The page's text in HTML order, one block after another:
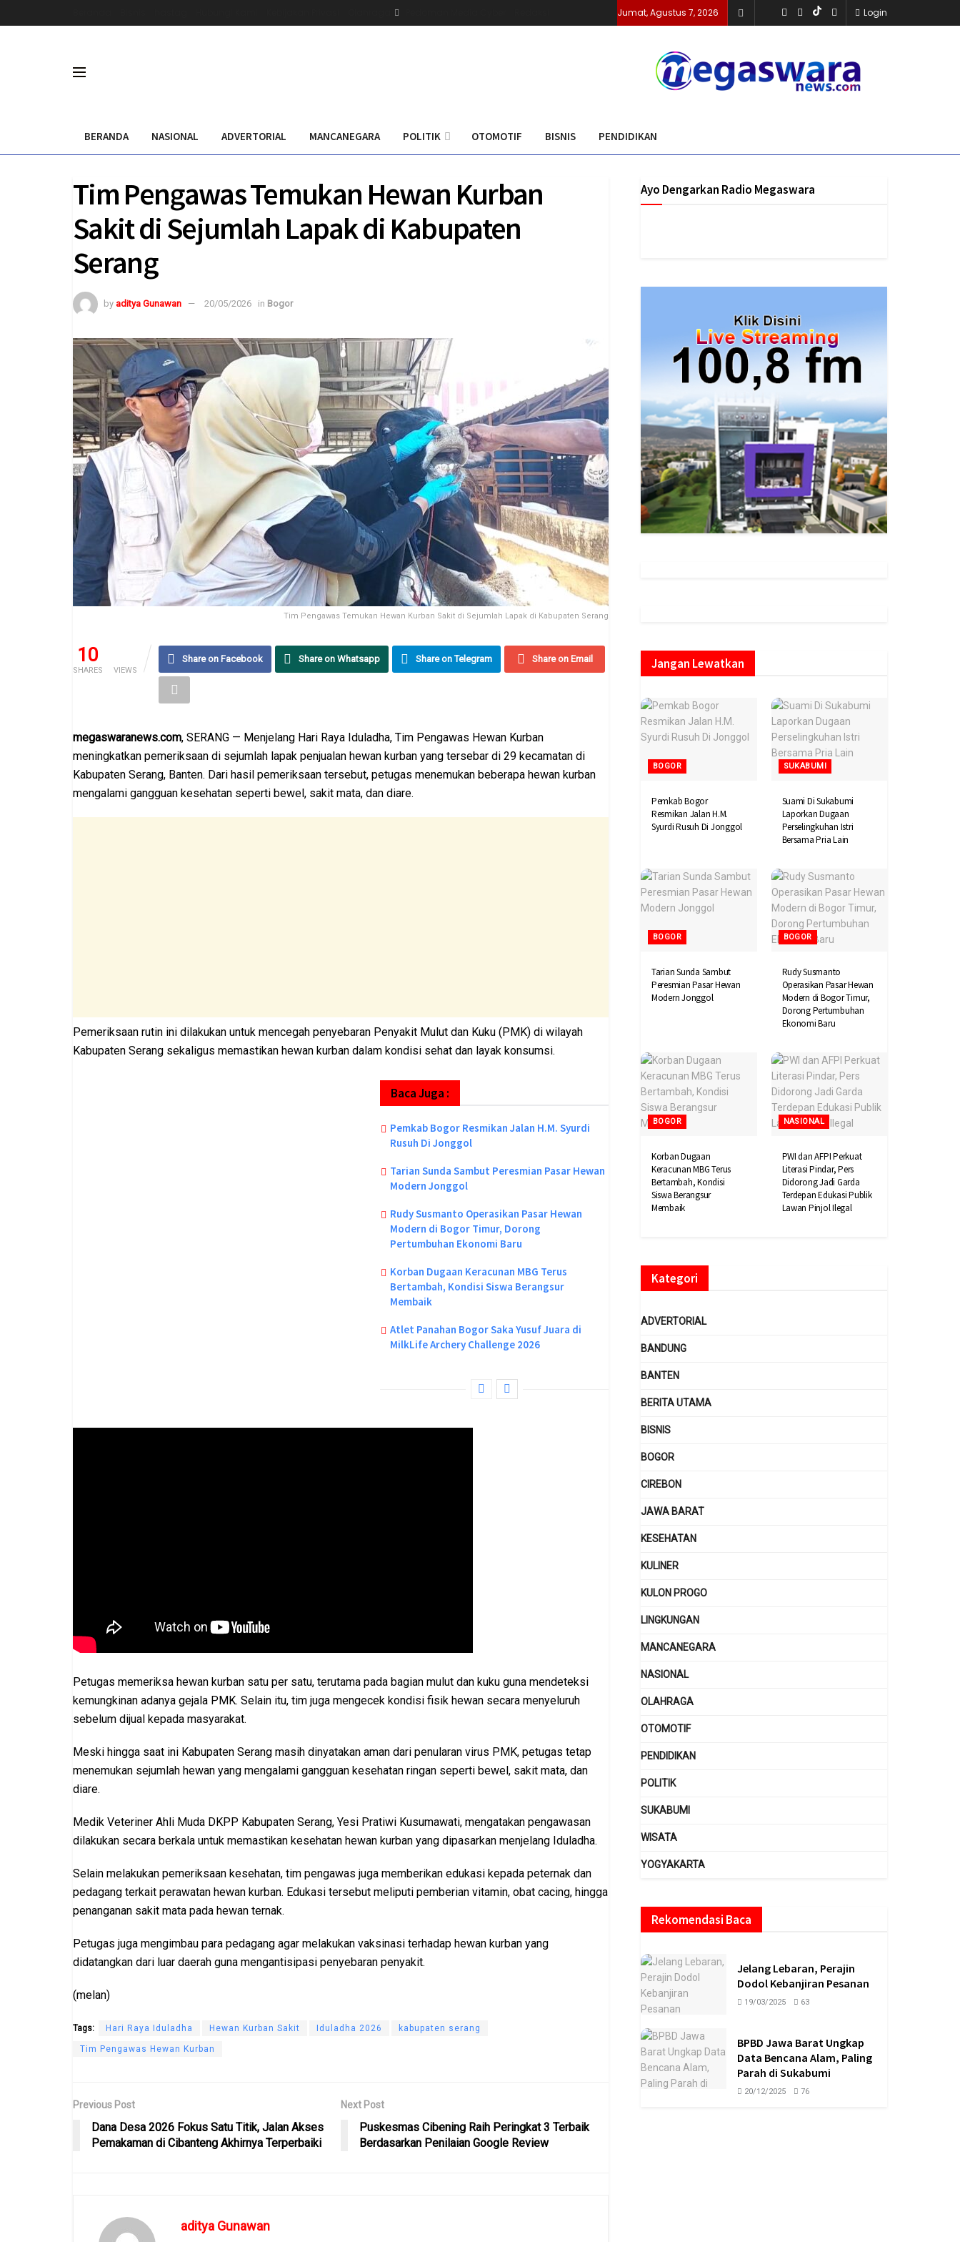
Jumat, Agustus 7, 2026 Login
BERANDA NASIONAL ADVERTORIAL MANCANEGARA POLITIK OTOMOTIF BISNIS PENDIDIKAN
Tim Pengawas Temukan Hewan Kurban
Sakit di Sejumlah Lapak di Kabupaten
Serang
by aditya Gunawan 20/05/2026 in Bogor
Tim Pengawas Temukan Hewan Kurban Sakit di Sejumlah Lapak di Kabupaten Serang
10
SHARES VIEWS
Share on Facebook Share on Whatsapp Share on Telegram Share on Email
megaswaranews.com, SERANG — Menjelang Hari Raya Iduladha, Tim Pengawas Hewan Kurban
meningkatkan pemeriksaan di sejumlah lapak penjualan hewan kurban yang tersebar di 29 kecamatan di
Kabupaten Serang, Banten. Dari hasil pemeriksaan tersebut, petugas menemukan beberapa hewan kurban
mengalami gangguan kesehatan seperti bewel, sakit mata, dan diare.
Pemeriksaan rutin ini dilakukan untuk mencegah penyebaran Penyakit Mulut dan Kuku (PMK) di wilayah
Kabupaten Serang sekaligus memastikan hewan kurban dalam kondisi sehat dan layak konsumsi.
Baca Juga :
Pemkab Bogor Resmikan Jalan H.M. Syurdi
Rusuh Di Jonggol
Tarian Sunda Sambut Peresmian Pasar Hewan
Modern Jonggol
Rudy Susmanto Operasikan Pasar Hewan
Modern di Bogor Timur, Dorong
Pertumbuhan Ekonomi Baru
Korban Dugaan Keracunan MBG Terus
Bertambah, Kondisi Siswa Berangsur
Membaik
Atlet Panahan Bogor Saka Yusuf Juara di
MilkLife Archery Challenge 2026
Petugas memeriksa hewan kurban satu per satu, terutama pada bagian mulut dan kuku guna mendeteksi
kemungkinan adanya gejala PMK. Selain itu, tim juga mengecek kondisi fisik hewan secara menyeluruh
sebelum dijual kepada masyarakat.
Meski hingga saat ini Kabupaten Serang masih dinyatakan aman dari penularan virus PMK, petugas tetap
menemukan sejumlah hewan yang mengalami gangguan kesehatan ringan seperti bewel, sakit mata, dan
diare.
Medik Veteriner Ahli Muda DKPP Kabupaten Serang, Yesi Pratiwi Kusumawati, mengatakan pengawasan
dilakukan secara berkala untuk memastikan kesehatan hewan kurban yang dipasarkan menjelang Iduladha.
Selain melakukan pemeriksaan kesehatan, tim pengawas juga memberikan edukasi kepada peternak dan
pedagang terkait perawatan hewan kurban. Edukasi tersebut meliputi pemberian vitamin, obat cacing, hingga
penanganan sakit mata pada hewan ternak.
Petugas juga mengimbau para pedagang agar melakukan vaksinasi terhadap hewan kurban yang
didatangkan dari luar daerah guna mengantisipasi penyebaran penyakit.
(melan)
Tags: Hari Raya Iduladha Hewan Kurban Sakit Iduladha 2026 kabupaten serang
Tim Pengawas Hewan Kurban
Previous Post
Dana Desa 2026 Fokus Satu Titik, Jalan Akses
Pemakaman di Cibanteng Akhirnya Terperbaiki
Next Post
Puskesmas Cibening Raih Peringkat 3 Terbaik
Berdasarkan Penilaian Google Review
aditya Gunawan
Ayo Dengarkan Radio Megaswara
Jangan Lewatkan
BOGOR
Pemkab Bogor
Resmikan Jalan H.M.
Syurdi Rusuh Di Jonggol
SUKABUMI
Suami Di Sukabumi
Laporkan Dugaan
Perselingkuhan Istri
Bersama Pria Lain
BOGOR
Tarian Sunda Sambut
Peresmian Pasar Hewan
Modern Jonggol
BOGOR
Rudy Susmanto
Operasikan Pasar Hewan
Modern di Bogor Timur,
Dorong Pertumbuhan
Ekonomi Baru
BOGOR
Korban Dugaan
Keracunan MBG Terus
Bertambah, Kondisi
Siswa Berangsur
Membaik
NASIONAL
PWI dan AFPI Perkuat
Literasi Pindar, Pers
Didorong Jadi Garda
Terdepan Edukasi Publik
Lawan Pinjol Ilegal
Kategori
ADVERTORIAL
BANDUNG
BANTEN
BERITA UTAMA
BISNIS
BOGOR
CIREBON
JAWA BARAT
KESEHATAN
KULINER
KULON PROGO
LINGKUNGAN
MANCANEGARA
NASIONAL
OLAHRAGA
OTOMOTIF
PENDIDIKAN
POLITIK
SUKABUMI
WISATA
YOGYAKARTA
Rekomendasi Baca
Jelang Lebaran, Perajin
Dodol Kebanjiran Pesanan
19/03/2025 63
BPBD Jawa Barat Ungkap
Data Bencana Alam, Paling
Parah di Sukabumi
20/12/2025 76